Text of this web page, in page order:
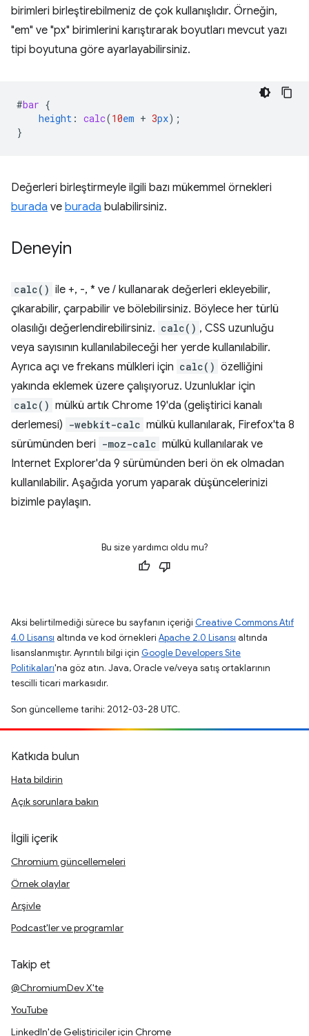
birimleri birleştirebilmeniz de çok kullanışlıdır. Örneğin,
"em" ve "px" birimlerini karıştırarak boyutları mevcut yazı
tipi boyutuna göre ayarlayabilirsiniz.
#bar {
height : calc(10em + 3px);
}
Değerleri birleştirmeyle ilgili bazı mükemmel örnekleri
burada ve burada bulabilirsiniz.
Deneyin
calc() ile +, -, * ve / kullanarak değerleri ekleyebilir,
çıkarabilir, çarpabilir ve bölebilirsiniz. Böylece her türlü
olasılığı değerlendirebilirsiniz. calc() , CSS uzunluğu
veya sayısının kullanılabileceği her yerde kullanılabilir.
Ayrıca açı ve frekans mülkleri için calc() özelliğini
yakında eklemek üzere çalışıyoruz. Uzunluklar için
calc() mülkü artık Chrome 19'da (geliştirici kanalı
derlemesi) -webkit-calc mülkü kullanılarak, Firefox'ta 8
sürümünden beri -moz-calc mülkü kullanılarak ve
Internet Explorer'da 9 sürümünden beri ön ek olmadan
kullanılabilir. Aşağıda yorum yaparak düşüncelerinizi
bizimle paylaşın.
Bu size yardımcı oldu mu?
Aksi belirtilmediği sürece bu sayfanın içeriği Creative Commons Atıf
4.0 Lisansı altında ve kod örnekleri Apache 2.0 Lisansı altında
lisanslanmıştır. Ayrıntılı bilgi için Google Developers Site
Politikaları'na göz atın. Java, Oracle ve/veya satış ortaklarının
tescilli ticari markasıdır.
Son güncelleme tarihi: 2012-03-28 UTC.
Katkıda bulun
Hata bildirin
Açık sorunlara bakın
İlgili içerik
Chromium güncellemeleri
Örnek olaylar
Arşivle
Podcast'ler ve programlar
Takip et
@ChromiumDev X'te
YouTube
LinkedIn'de Geliştiriciler için Chrome